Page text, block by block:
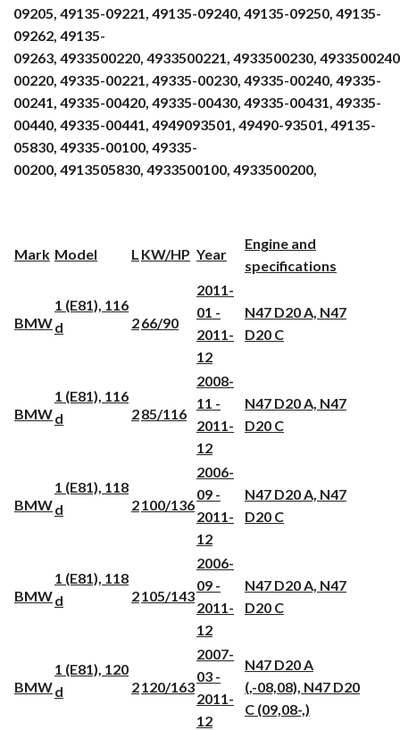
09205, 49135-09221, 49135-09240, 49135-09250, 49135-
09262, 49135-
09263, 4933500220, 4933500221, 4933500230,
00220, 49335-00221, 49335-00230, 49335-00240, 49335-
00241, 49335-00420, 49335-00430, 49335-00431, 49335-
00440, 49335-00441, 4949093501, 49490-93501, 49135-
05830, 49335-00100, 49335-
00200, 4913505830, 4933500100, 4933500200,
Mark Model L KW/HP Year
Engine and
specifications
BMW
1 (E81), 116
d
266/90
2011-
01 -
2011-
12
N47 D20 A, N47
D20 C
BMW
1 (E81), 116
d
285/116
2008-
11 -
2011-
12
N47 D20 A, N47
D20 C
BMW
1 (E81), 118
d
2100/136
2006-
09 -
2011-
12
N47 D20 A, N47
D20 C
BMW
1 (E81), 118
d
2105/143
2006-
09 -
2011-
12
N47 D20 A, N47
D20 C
BMW
1 (E81), 120
d
2120/163
2007-
03 -
2011-
12
N47 D20 A
(,-08,08), N47 D20
C (09,08-,)